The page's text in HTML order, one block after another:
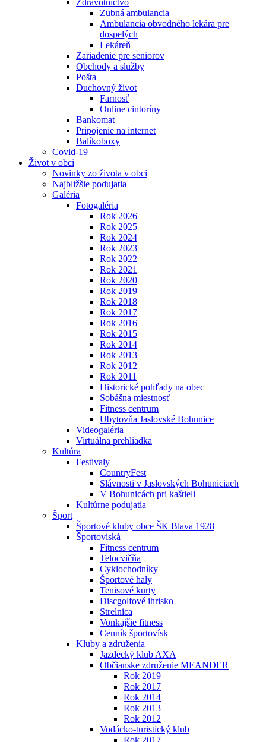
Zdravotníctvo
Zubná ambulancia
Ambulancia obvodného lekára pre
dospelých
Lekáreň
Zariadenie pre seniorov
Obchody a služby
Pošta
Duchovný život
Farnosť
Online cintoríny
Bankomat
Pripojenie na internet
Balíkoboxy
Covid-19
Život v obci
Novinky zo života v obci
Najbližšie podujatia
Galéria
Fotogaléria
Rok 2026
Rok 2025
Rok 2024
Rok 2023
Rok 2022
Rok 2021
Rok 2020
Rok 2019
Rok 2018
Rok 2017
Rok 2016
Rok 2015
Rok 2014
Rok 2013
Rok 2012
Rok 2011
Historické pohľady na obec
Sobášna miestnosť
Fitness centrum
Ubytovňa Jaslovské Bohunice
Videogaléria
Virtuálna prehliadka
Kultúra
Festivaly
CountryFest
Slávnosti v Jaslovských Bohuniciach
V Bohunicách pri kaštieli
Kultúrne podujatia
Šport
Športové kluby obce ŠK Blava 1928
Športoviská
Fitness centrum
Telocvičňa
Cyklochodníky
Športové haly
Tenisové kurty
Discgolfové ihrisko
Strelnica
Vonkajšie fitness
Cenník športovísk
Kluby a združenia
Jazdecký klub AXA
Občianske združenie MEANDER
Rok 2019
Rok 2017
Rok 2014
Rok 2013
Rok 2012
Vodácko-turistický klub
Rok 2017